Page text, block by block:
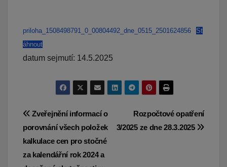
priloha_1508498791_0_00804492_dne_0515_2501624856
St
áhnout
datum sejmutí: 14.5.2025
Navigace
pro
příspěvek
Rozpočtové opatření
3/2025 ze dne 28.3.2025
Zveřejnění informací o
porovnání všech položek
kalkulace cen pro stočné
za kalendářní rok 2024 a